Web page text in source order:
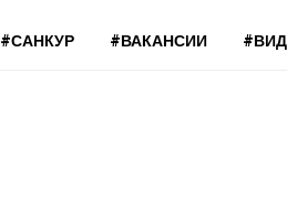
#САНКУР #ВАКАНСИИ